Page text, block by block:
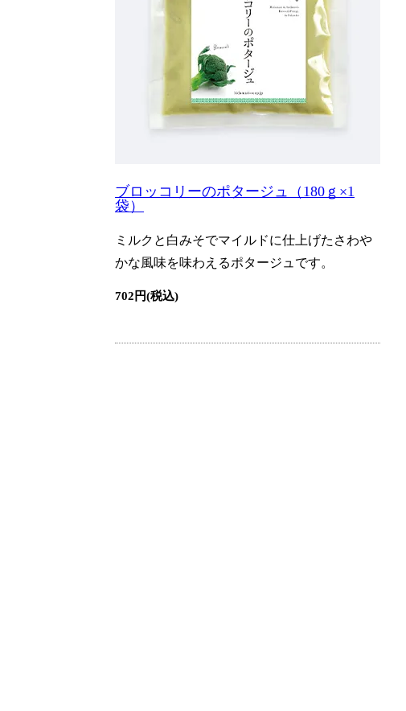
ブロッコリーのポタージュ（180ｇ×1
袋）
ミルクと白みそでマイルドに仕上げたさわや
かな風味を味わえるポタージュです。
702円(税込)